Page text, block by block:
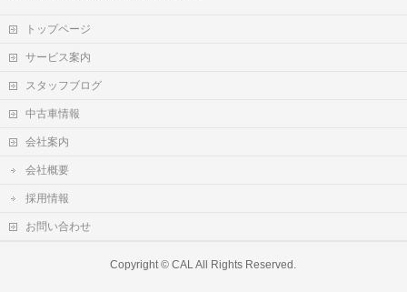
トップページ
サービス案内
スタッフブログ
中古車情報
会社案内
会社概要
採用情報
お問い合わせ
Copyright ©CALAll Rights Reserved.